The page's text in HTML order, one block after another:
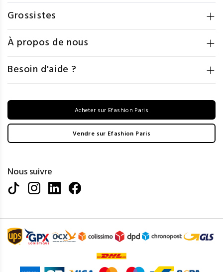
Grossistes
À propos de nous
Besoin d'aide ?
Acheter sur Efashion Paris
Vendre sur Efashion Paris
Nous suivre